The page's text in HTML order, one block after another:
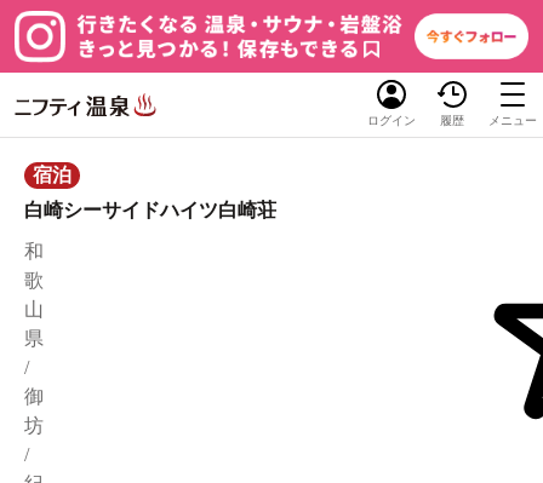
ログイン 履歴 メニュー
宿泊
白崎シーサイドハイツ白崎荘
和
歌
山
県
/
御
坊
/